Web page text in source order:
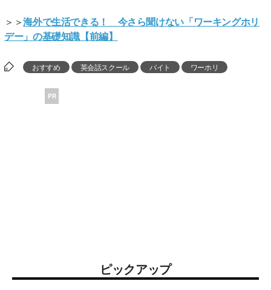
＞＞海外で生活できる！ 今さら聞けない「ワーキングホリ
デー」の基礎知識【前編】
おすすめ 英会話スクール バイト ワーホリ
PR
ピックアップ